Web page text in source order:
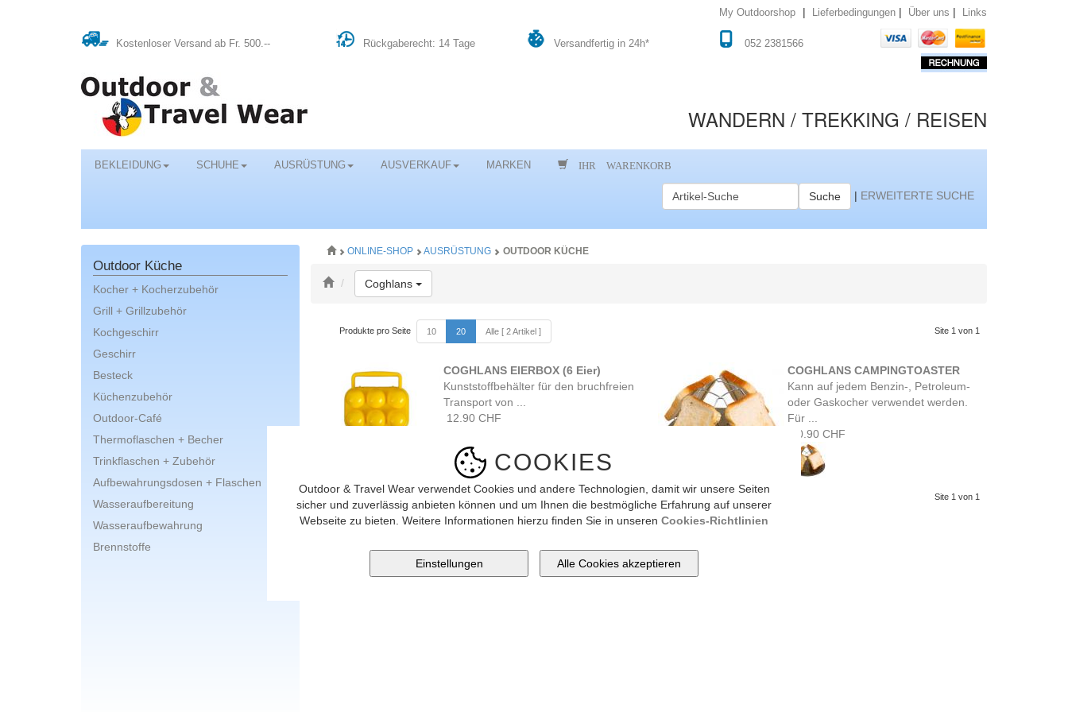
COOKIES
Outdoor & Travel Wear verwendet Cookies und andere Technologien, damit wir unsere Seiten
sicher und zuverlässig anbieten können und um Ihnen die bestmögliche Erfahrung auf unserer
Webseite zu bieten. Weitere Informationen hierzu finden Sie in unseren Cookies-Richtlinien
My Outdoorshop | Lieferbedingungen | Über uns | Links
Kostenloser Versand ab Fr. 500.-- Rückgaberecht: 14 Tage Versandfertig in 24h* 052 2381566
WANDERN / TREKKING / REISEN
BEKLEIDUNG SCHUHE AUSRÜSTUNG AUSVERKAUF MARKEN IHR WARENKORB
Suche | ERWEITERTE SUCHE
Outdoor Küche
Kocher + Kocherzubehör
Grill + Grillzubehör
Kochgeschirr
Geschirr
Besteck
Küchenzubehör
Outdoor-Café
Thermoflaschen + Becher
Trinkflaschen + Zubehör
Aufbewahrungsdosen + Flaschen
Wasseraufbereitung
Wasseraufbewahrung
Brennstoffe
ONLINE-SHOP AUSRÜSTUNG OUTDOOR KÜCHE
Coghlans Toggle Dropdown
Produkte pro Seite 10 20 Alle [ 2 Artikel ] Site 1 von 1
COGHLANS EIERBOX (6 Eier)
Kunststoffbehälter für den bruchfreien
Transport von ...
12.90 CHF
COGHLANS CAMPINGTOASTER
Kann auf jedem Benzin-, Petroleum-
oder Gaskocher verwendet werden.
Für ...
10.90 CHF
Site 1 von 1